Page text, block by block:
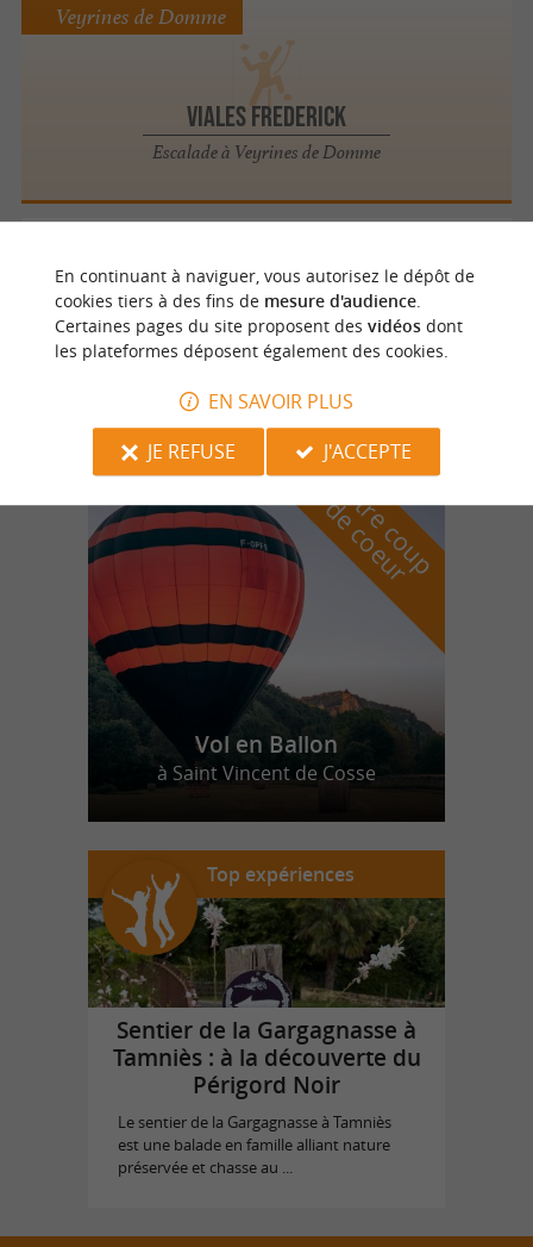
VIALES FREDERICK
Escalade à Veyrines de Domme
Veyrines de Domme
VIALES FREDERICK
Spéléologie à Veyrines de Domme
n
o
t
r
e
c
o
u
p
d
e
c
o
e
u
r
Vol en Ballon
à Saint Vincent de Cosse
Top expériences
Sentier de la Gargagnasse à
Tamniès : à la découverte du
Périgord Noir
Le sentier de la Gargagnasse à Tamniès
est une balade en famille alliant nature
préservée et chasse au ...
En continuant à naviguer, vous autorisez le dépôt de
cookies tiers à des fins de mesure d'audience.
Certaines pages du site proposent des vidéosdont
les plateformes déposent également des cookies.
EN SAVOIR PLUS
JE REFUSE
J'ACCEPTE